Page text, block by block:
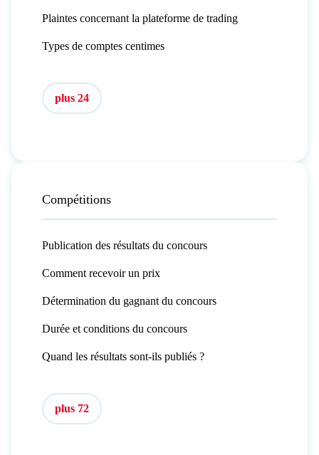
Plaintes concernant la plateforme de trading
Types de comptes centimes
plus 24
Compétitions
Publication des résultats du concours
Comment recevoir un prix
Détermination du gagnant du concours
Durée et conditions du concours
Quand les résultats sont-ils publiés ?
plus 72